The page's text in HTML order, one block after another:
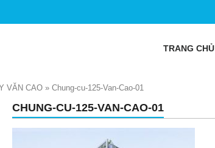
TRANG CHỦ
VĂN CAO » Chung-cu-125-Van-Cao-01
CHUNG-CU-125-VAN-CAO-01